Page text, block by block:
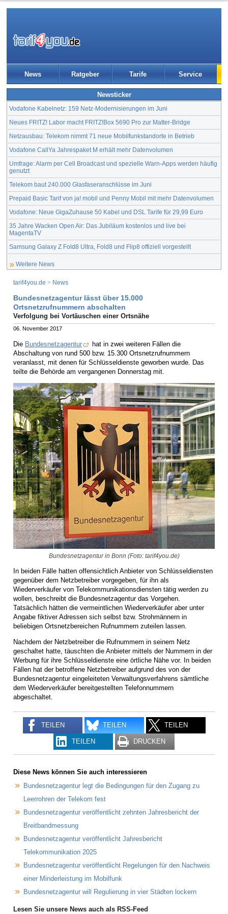
News Ratgeber Tarife Service
Newsticker
Vodafone Kabelnetz: 159 Netz-Modernisierungen im Juni
Neues FRITZ! Labor macht FRITZ!Box 5690 Pro zur Matter-Bridge
Netzausbau: Telekom nimmt 71 neue Mobilfunkstandorte in Betrieb
Vodafone CallYa Jahrespaket M erhält mehr Datenvolumen
Umfrage: Alarm per Cell Broadcast und spezielle Warn-Apps werden häufig
genutzt
Telekom baut 240.000 Glasfaseranschlüsse im Juni
Prepaid Basic Tarif von ja! mobil und Penny Mobil mit mehr Datenvolumen
Vodafone: Neue GigaZuhause 50 Kabel und DSL Tarife für 29,99 Euro
35 Jahre Wacken Open Air: Das Jubiläum kostenlos und live bei
MagentaTV
Samsung Galaxy Z Fold8 Ultra, Fold8 und Flip8 offiziell vorgestellt
Weitere News
tarif4you.de > News
Bundesnetzagentur lässt über 15.000
Ortsnetzrufnummern abschalten
Verfolgung bei Vortäuschen einer Ortsnähe
06. November 2017
Die Bundesnetzagentur
hat in zwei weiteren Fällen die
Abschaltung von rund 500 bzw. 15.300 Ortsnetzrufnummern
veranlasst, mit denen für Schlüsseldienste geworben wurde. Das
teilte die Behörde am vergangenen Donnerstag mit.
Bundesnetzagentur in Bonn (Foto: tarif4you.de)
In beiden Fälle hatten offensichtlich Anbieter von Schlüsseldiensten
gegenüber dem Netzbetreiber vorgegeben, für ihn als
Wiederverkäufer von Telekommunikationsdiensten tätig werden zu
wollen, beschreibt die Bundesnetzagentur das Vorgehen.
Tatsächlich hätten die vermeintlichen Wiederverkäufer aber unter
Angabe fiktiver Adressen sich selbst bzw. Strohmännern in
beliebigen Ortsnetzbereichen Rufnummern zuteilen lassen.
Nachdem der Netzbetreiber die Rufnummern in seinem Netz
geschaltet hatte, täuschten die Anbieter mittels der Nummern in der
Werbung für ihre Schlüsseldienste eine örtliche Nähe vor. In beiden
Fällen hat der betroffene Netzbetreiber aufgrund des von der
Bundesnetzagentur eingeleiteten Verwaltungsverfahrens sämtliche
dem Wiederverkäufer bereitgestellten Telefonnummern
abgeschaltet.
TEILEN TEILEN TEILEN
TEILEN DRUCKEN
Diese News können Sie auch interessieren
Bundesnetzagentur legt die Bedingungen für den Zugang zu
Leerrohren der Telekom fest
Bundesnetzagentur veröffentlicht zehnten Jahresbericht der
Breitbandmessung
Bundesnetzagentur veröffentlicht Jahresbericht
Telekommunikation 2025
Bundesnetzagentur veröffentlicht Regelungen für den Nachweis
einer Minderleistung im Mobilfunk
Bundesnetzagentur will Regulierung in vier Städten lockern
Lesen Sie unsere News auch als RSS-Feed